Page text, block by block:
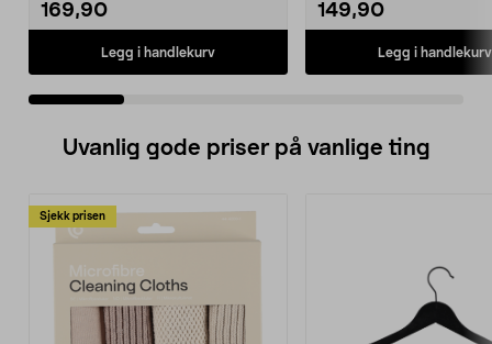
169,90
Legg i handlekurv
149,90
Legg i handlekurv
Uvanlig gode priser på vanlige ting
Sjekk prisen